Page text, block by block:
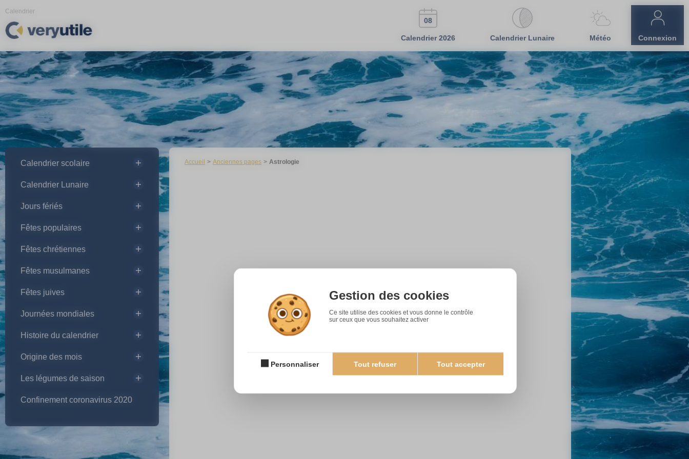
Calendrier
08
Calendrier 2026 Calendrier Lunaire Météo Connexion
Accueil Anciennes pages Astrologie
Calendrier scolaire
Calendrier Lunaire
Jours fériés
Fêtes populaires
Fêtes chrétiennes
Fêtes musulmanes
Fêtes juives
Journées mondiales
Histoire du calendrier
Origine des mois
Les légumes de saison
Confinement coronavirus 2020
Gestion des cookies
Ce site utilise des cookies et vous donne le contrôle
sur ceux que vous souhaitez activer
Tout accepter
Tout refuser
Personnaliser